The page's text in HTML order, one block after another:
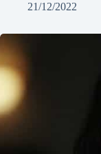
21/12/2022